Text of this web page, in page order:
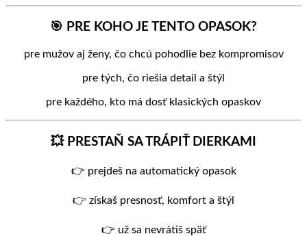
🎯 PRE KOHO JE TENTO OPASOK?
pre mužov aj ženy, čo chcú pohodlie bez kompromisov
pre tých, čo riešia detail a štýl
pre každého, kto má dosť klasických opaskov
💥 PRESTAŇ SA TRÁPIŤ DIERKAMI
👉 prejdeš na automatický opasok
👉 získaš presnosť, komfort a štýl
👉 už sa nevrátiš späť